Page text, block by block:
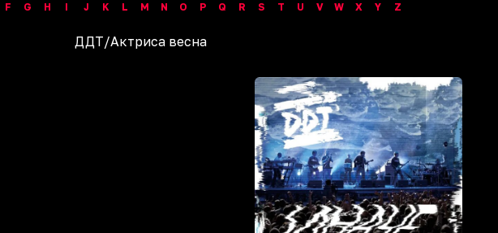
F G H I J K L M N O P Q R S T U V W X Y Z
ДДТ/Актриса весна